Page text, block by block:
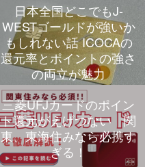
日本全国どこでもJ-
WESTゴールドが強いか
もしれない話 ICOCAの
還元率とポイントの強さ
の両立が魅力
三菱UFJカードのポイン
ト還元がえげつない 関
東、東海住みなら必携す
ぎる！